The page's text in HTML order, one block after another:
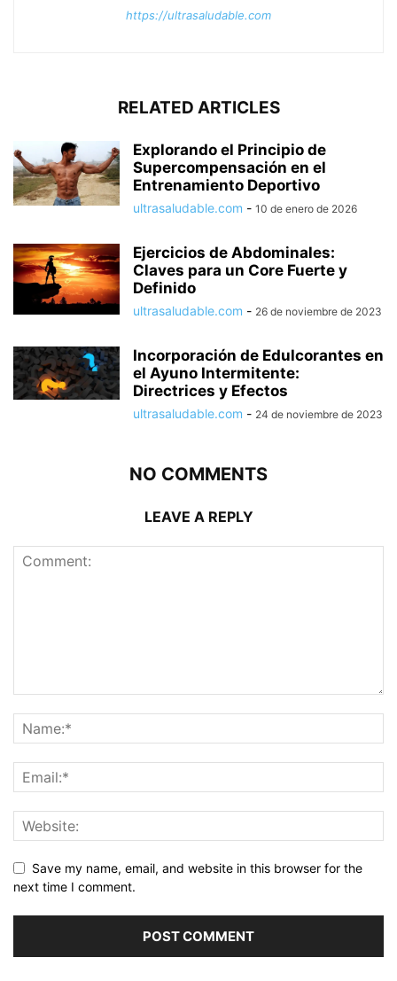
https://ultrasaludable.com
RELATED ARTICLES
Explorando el Principio de
Supercompensación en el
Entrenamiento Deportivo
ultrasaludable.com - 10 de enero de 2026
Ejercicios de Abdominales:
Claves para un Core Fuerte y
Definido
ultrasaludable.com - 26 de noviembre de 2023
Incorporación de Edulcorantes en
el Ayuno Intermitente:
Directrices y Efectos
ultrasaludable.com - 24 de noviembre de 2023
NO COMMENTS
LEAVE A REPLY
Save my name, email, and website in this browser for the
next time I comment.